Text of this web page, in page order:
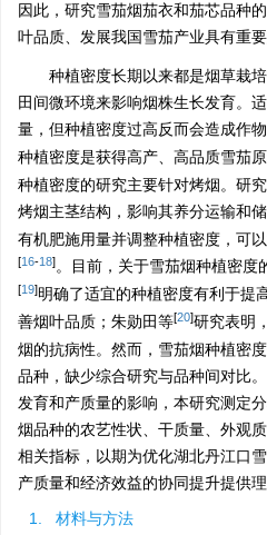
因此，研究雪茄烟茄衣和茄芯品种
叶品质、发展我国雪茄产业具有重
种植密度长期以来都是烟草栽
田间微环境来影响烟株生长发育。
量，但种植密度过高反而会造成作
种植密度是获得高产、高品质雪茄
种植密度的研究主要针对烤烟。研
烤烟主茎结构，影响其养分运输和
有机肥施用量并调整种植密度，可
[16-18]。目前，关于雪茄烟种植密度
[19]明确了适宜的种植密度有利于提
善烟叶品质；朱勋田等[20]研究表明
烟的抗病性。然而，雪茄烟种植密
品种，缺少综合研究与品种间对比
发育和产质量的影响，本研究测定
烟品种的农艺性状、干质量、外观
相关指标，以期为优化湖北丹江口
产质量和经济效益的协同提升提供
1. 材料与方法